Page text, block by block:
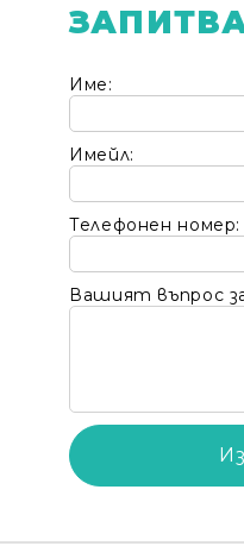
Име:
Имейл:
Телефонен номер:
Вашият въпрос